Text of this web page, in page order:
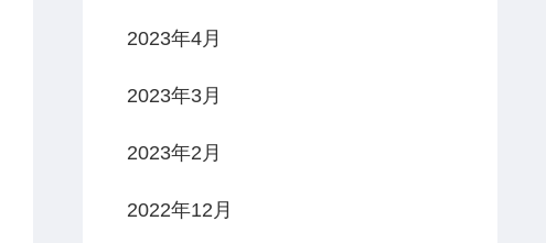
2023年4月
2023年3月
2023年2月
2022年12月